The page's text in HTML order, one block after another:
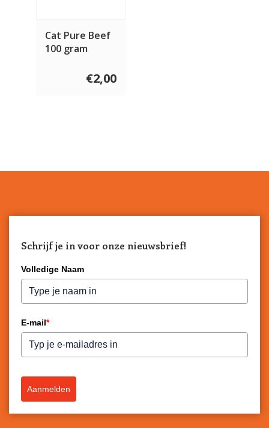
Cat Pure Beef
100 gram
€2,00
Schrijf je in voor onze nieuwsbrief!
Volledige Naam
E-mail*
Aanmelden